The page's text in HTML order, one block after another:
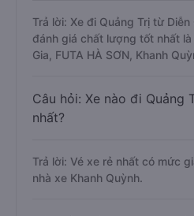
Trả lời: Xe đi Quảng Trị từ
đánh giá chất lượng tốt nhất
Gia, FUTA HÀ SƠN, Khanh
Câu hỏi: Xe nào đi Quảng
nhất?
Trả lời: Vé xe rẻ nhất có mức
nhà xe Khanh Quỳnh.